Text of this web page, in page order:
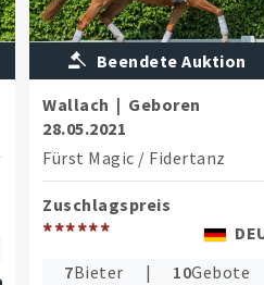
Beendete Auktion
Wallach | Geboren
28.05.2021
Fürst Magic / Fidertanz
Zuschlagspreis
******
7Bieter | 10Gebote